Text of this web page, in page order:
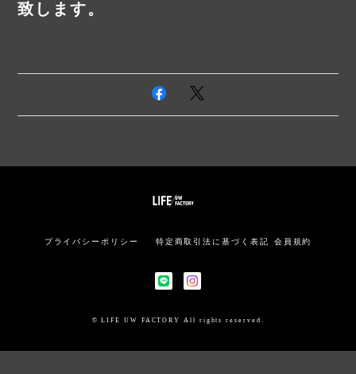
致します。
プライバシーポリシー 特定商取引法に基づく表記 会員規約
© LIFE UW FACTORY All rights reserved.